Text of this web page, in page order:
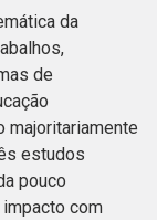
da
de
majoritariamente
estudos
pouco
com